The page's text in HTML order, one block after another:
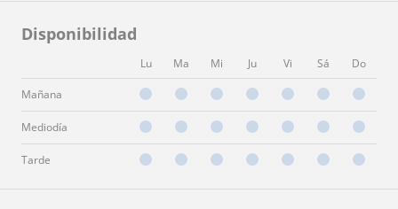
Disponibilidad
Lu Ma Mi Ju Vi Sá Do
Mañana
Mediodía
Tarde